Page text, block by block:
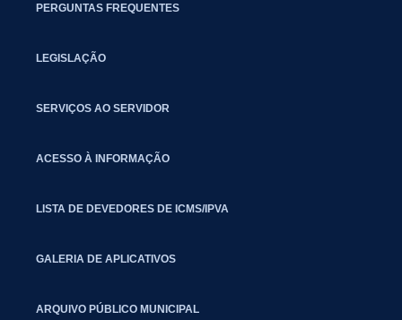
PERGUNTAS FREQUENTES
LEGISLAÇÃO
SERVIÇOS AO SERVIDOR
ACESSO À INFORMAÇÃO
LISTA DE DEVEDORES DE ICMS/IPVA
GALERIA DE APLICATIVOS
ARQUIVO PÚBLICO MUNICIPAL